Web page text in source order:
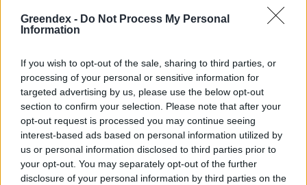
Greendex - Do Not Process My Personal
Information
If you wish to opt-out of the sale, sharing to third parties, or
processing of your personal or sensitive information for
targeted advertising by us, please use the below opt-out
section to confirm your selection. Please note that after your
opt-out request is processed you may continue seeing
interest-based ads based on personal information utilized by
us or personal information disclosed to third parties prior to
your opt-out. You may separately opt-out of the further
disclosure of your personal information by third parties on the
„Mindegy már, hogy milyen
víz, csak víz legyen” |
Holnapután
A
az ember
Greendex